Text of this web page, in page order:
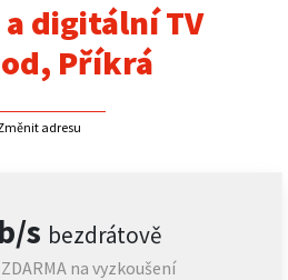
digitální TV
Příkrá
adresu
s bezdrátově
na vyzkoušení